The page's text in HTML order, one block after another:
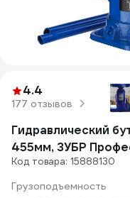
4.4
177 отзывов
Гидравлический
455мм, ЗУБР
Код товара: 15888130
Грузоподъемность